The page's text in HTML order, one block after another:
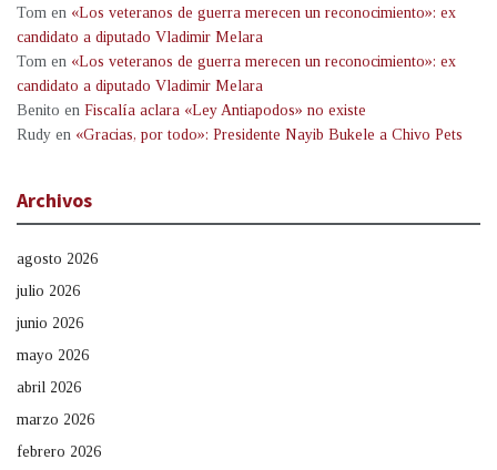
Tom en «Los veteranos de guerra merecen un reconocimiento»: ex
candidato a diputado Vladimir Melara
Tom en «Los veteranos de guerra merecen un reconocimiento»: ex
candidato a diputado Vladimir Melara
Benito en Fiscalía aclara «Ley Antiapodos» no existe
Rudy en «Gracias, por todo»: Presidente Nayib Bukele a Chivo Pets
Archivos
agosto 2026
julio 2026
junio 2026
mayo 2026
abril 2026
marzo 2026
febrero 2026